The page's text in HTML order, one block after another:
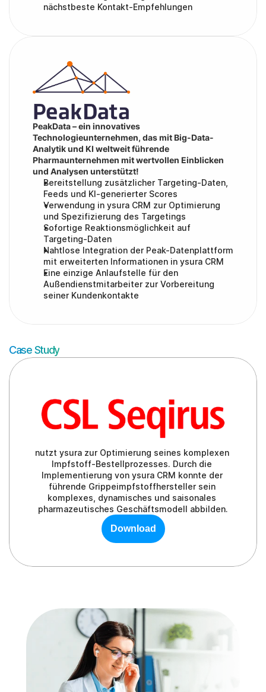
nächstbeste Kontakt-Empfehlungen
PeakData – ein innovatives
Technologieunternehmen, das mit Big-Data-
Analytik und KI weltweit führende
Pharmaunternehmen mit wertvollen Einblicken
und Analysen unterstützt!
Bereitstellung zusätzlicher Targeting-Daten,
Feeds und KI-generierter Scores
Verwendung in ysura CRM zur Optimierung
und Spezifizierung des Targetings
Sofortige Reaktionsmöglichkeit auf
Targeting-Daten
Nahtlose Integration der Peak-Datenplattform
mit erweiterten Informationen in ysura CRM
Eine einzige Anlaufstelle für den
Außendienstmitarbeiter zur Vorbereitung
seiner Kundenkontakte
Case Study
nutzt ysura zur Optimierung seines komplexen
Impfstoff-Bestellprozesses. Durch die
Implementierung von ysura CRM konnte der
führende Grippeimpfstoffhersteller sein
komplexes, dynamisches und saisonales
pharmazeutisches Geschäftsmodell abbilden.
Download